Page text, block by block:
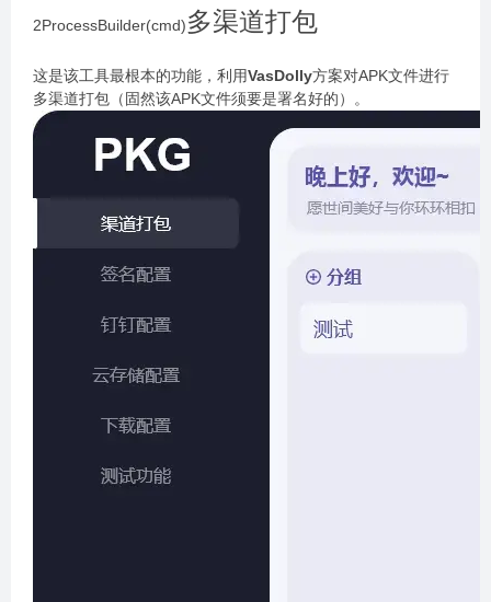
2ProcessBuilder(cmd)多渠道打包
这是该工具最根本的功能，利用VasDolly方案对APK文件进行
多渠道打包（固然该APK文件须要是署名好的）。